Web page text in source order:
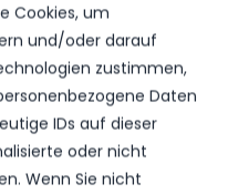
Cookies, um
und/oder darauf
zustimmen,
Daten
IDs auf dieser
oder nicht
Wenn Sie nicht
BELA